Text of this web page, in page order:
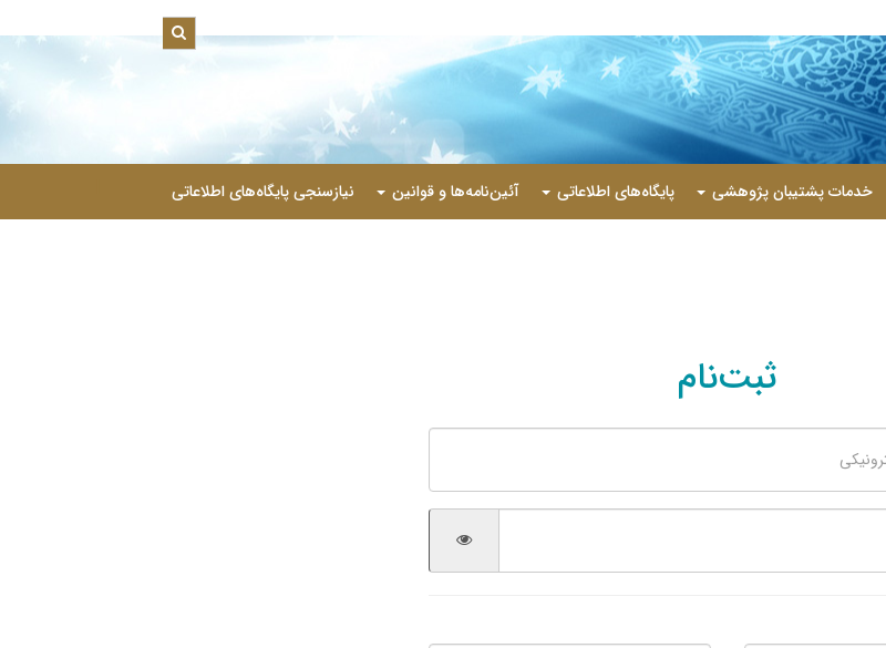
خدمات پشتیبان پژوهشی پایگاه‌های اطلاعاتی آئین‌نامه‌ها و قوانین نیازسنجی پایگاه‌های اطلاعاتی
ثبت‌نام